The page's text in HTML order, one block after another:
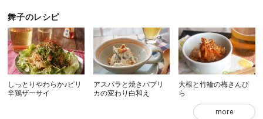
舞子のレシピ
しっとりやわらか♪ピリ
辛鶏ザーサイ
アスパラと焼きパプリ
カの変わり白和え
大根と竹輪の梅きんぴ
ら
more